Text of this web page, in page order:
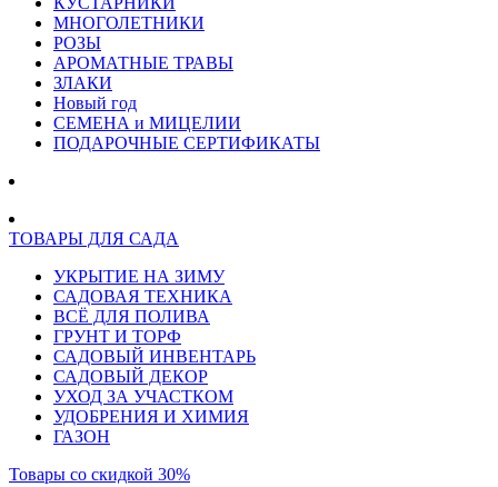
МНОГОЛЕТНИКИ
РОЗЫ
АРОМАТНЫЕ ТРАВЫ
ЗЛАКИ
Новый год
СЕМЕНА и МИЦЕЛИИ
ПОДАРОЧНЫЕ СЕРТИФИКАТЫ
ТОВАРЫ ДЛЯ САДА
УКРЫТИЕ НА ЗИМУ
САДОВАЯ ТЕХНИКА
ВСЁ ДЛЯ ПОЛИВА
ГРУНТ И ТОРФ
САДОВЫЙ ИНВЕНТАРЬ
САДОВЫЙ ДЕКОР
УХОД ЗА УЧАСТКОМ
УДОБРЕНИЯ И ХИМИЯ
ГАЗОН
Товары со скидкой 30%